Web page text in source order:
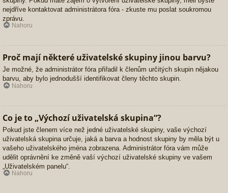
nejdříve kontaktovat administrátora fóra - zkuste mu poslat soukromou
zprávu.
Nahoru
Proč mají některé uživatelské skupiny jinou barvu?
Je možné, že administrátor fóra přiřadil k členům určitých skupin nějakou
barvu, aby bylo jednodušší identifikovat členy těchto skupin.
Nahoru
Co je to „Výchozí uživatelská skupina“?
Pokud jste členem více než jedné uživatelské skupiny, vaše výchozí
uživatelská skupina určuje, jaká a barva a hodnost skupiny by měla být u
vašeho uživatelského jména zobrazena. Administrátor fóra vám může
udělit oprávnění ke změně vaší výchozí uživatelské skupiny ve vašem
„Uživatelském panelu“.
Nahoru